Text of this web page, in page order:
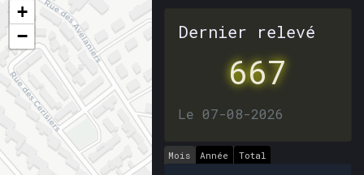
+
−
Dernier relevé
667
Le 07-08-2026
Mois Année Total